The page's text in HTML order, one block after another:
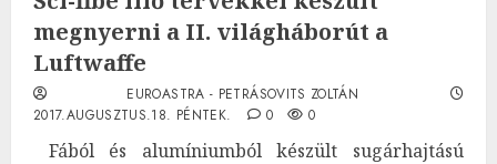
megnyerni a II. világháborút a
Luftwaffe
EUROASTRA - PETRÁSOVITS ZOLTÁN
2017.AUGUSZTUS.18. PÉNTEK.
0 0
Fából és alumíniumból készült sugárhajtású